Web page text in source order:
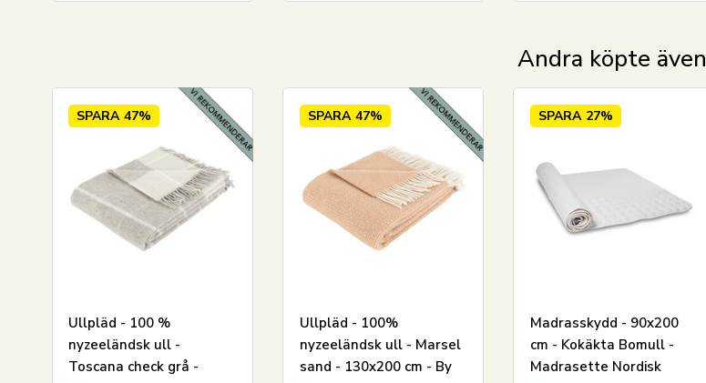
LÄGG I VARUKORGEN
Andra köpte även
SPARA 47%
Ullpläd - 100 %
nyzeeländsk ull -
Toscana check grå -
SPARA 47%
Ullpläd - 100%
nyzeeländsk ull - Marsel
sand - 130x200 cm - By
SPARA 27%
Madrasskydd - 90x200
cm - Kokäkta Bomull -
Madrasette Nordisk